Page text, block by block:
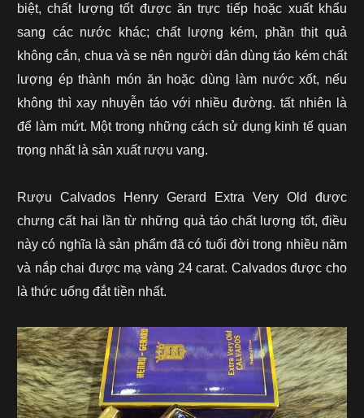
biệt, chất lượng tốt được ăn trực tiếp hoặc xuất khẩu
sang các nước khác; chất lượng kém, phần thịt quả
không cắn, chua và se nên người dân dùng táo kém chất
lượng ép thành món ăn hoặc dùng làm nước xốt, nếu
không thì xay nhuyễn táo với nhiều đường. tất nhiên là
để làm mứt. Một trong những cách sử dụng kinh tế quan
trọng nhất là sản xuất rượu vang.
Rượu Calvados Henry Gerard Extra Very Old
được
chưng cất hai lần từ những quả táo chất lượng tốt, điều
này có nghĩa là sản phẩm đã có tuổi đời trong nhiều năm
và nắp chai được mạ vàng 24 carat. Calvados được cho
là thức uống đắt tiền nhất.